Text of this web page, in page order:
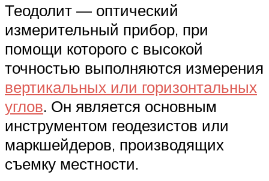
Теодолит — оптический
измерительный прибор, при
помощи которого с высокой
точностью выполняются измерения
вертикальных или горизонтальных
углов. Он является основным
инструментом геодезистов или
маркшейдеров, производящих
съемку местности.